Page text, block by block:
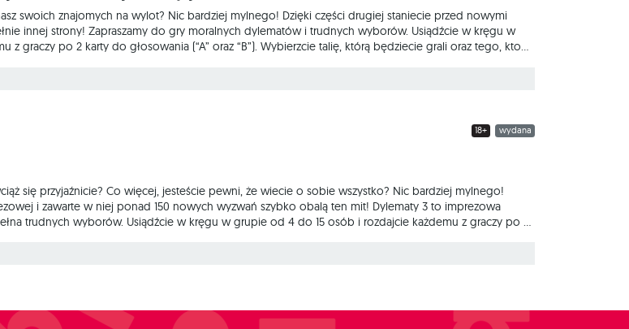
swoich znajomych na wylot? Nic bardziej mylnego! Dzięki części drugiej staniecie przed nowymi
innej strony! Zapraszamy do gry moralnych dylematów i trudnych wyborów. Usiądźcie w kręgu w
graczy po 2 karty do głosowania (“A” oraz “B”). Wybierzcie talię, którą będziecie grali oraz tego, kto
wydana
18+
się przyjaźnicie? Co więcej, jesteście pewni, że wiecie o sobie wszystko? Nic bardziej mylnego!
i zawarte w niej ponad 150 nowych wyzwań szybko obalą ten mit! Dylematy 3 to imprezowa
trudnych wyborów. Usiądźcie w kręgu w grupie od 4 do 15 osób i rozdajcie każdemu z graczy po 2